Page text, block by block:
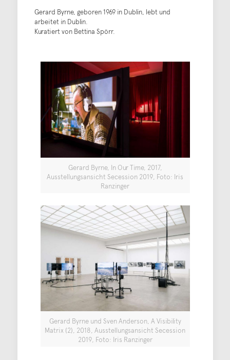
Gerard Byrne, geboren 1969 in Dublin, lebt und
arbeitet in Dublin.
Kuratiert von Bettina Spörr.
Gerard Byrne, In Our Time, 2017,
Ausstellungsansicht Secession 2019, Foto: Iris
Ranzinger
Gerard Byrne und Sven Anderson, A Visibility
Matrix (2), 2018, Ausstellungsansicht Secession
2019, Foto: Iris Ranzinger